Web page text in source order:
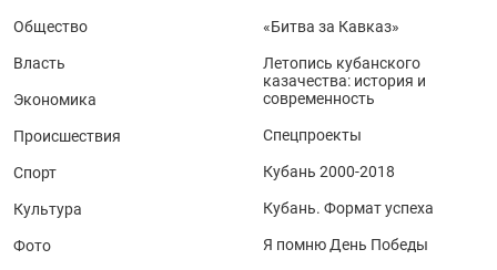
Общество
Власть
Экономика
Происшествия
Спорт
Культура
Фото
«Битва за Кавказ»
Летопись кубанского
казачества: история и
современность
Спецпроекты
Кубань 2000-2018
Кубань. Формат успеха
Я помню День Победы